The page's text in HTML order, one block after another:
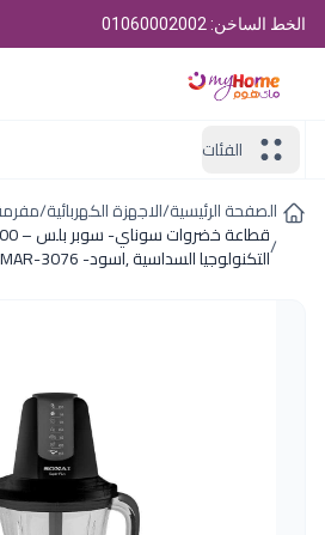
الخط الساخن: 01060002002
الفئات
الصفحة الرئيسية/الاجهزة الكهربائية/
/التكنولوجيا السداسية ,اسود- MAR-3076